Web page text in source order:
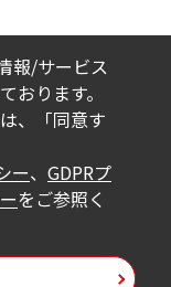
びその他す
いでくださ
り、何らか
は一切の保
変更の結
しても、弊
いません。
時の内容
法律、仕
報/サービス
おります。
、「同意す
ー、 GDPRプ
をご参照く